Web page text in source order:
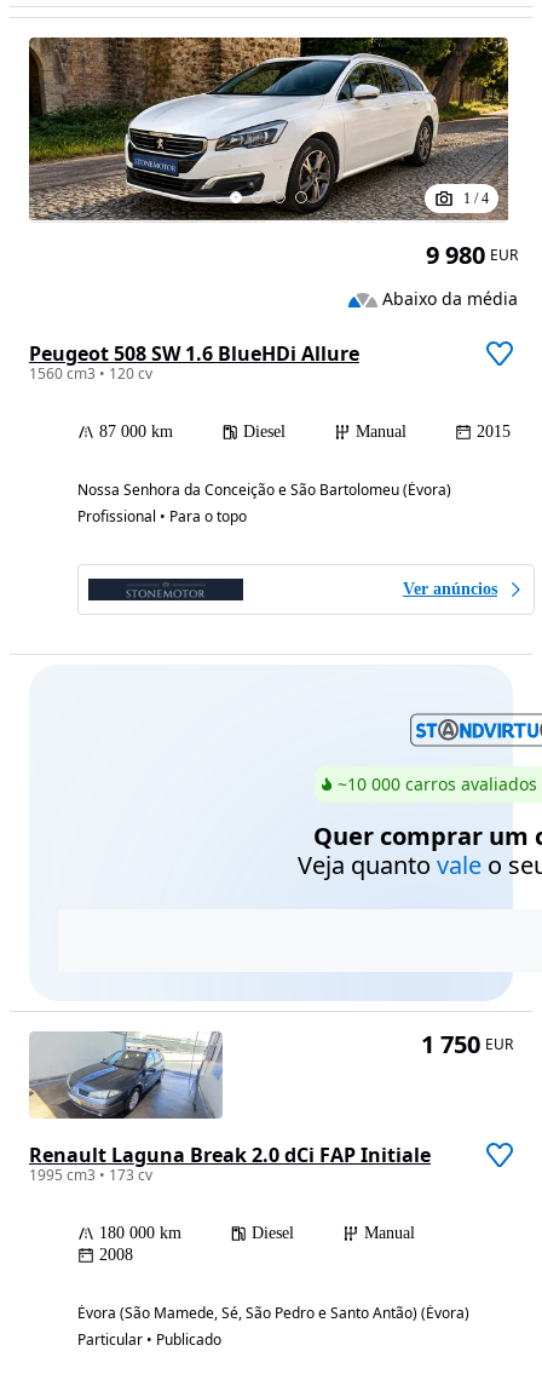
1 /4
Peugeot 508 SW 1.6 BlueHDi Allure
1560 cm3 • 120 cv
87 000 km Diesel Manual 2015
Nossa Senhora da Conceição e São Bartolomeu (Évora)
Profissional • Para o topo
Ver anúncios
9 980 EUR
Abaixo da média
~10 000 carros
Quer comprar um
Veja quanto valeo
Renault Laguna Break 2.0 dCi FAP Initiale
1995 cm3 • 173 cv
180 000 km Diesel
Manual
2008
Évora (São Mamede, Sé, São Pedro e Santo Antão) (Évora)
Particular • Publicado
1 750 EUR